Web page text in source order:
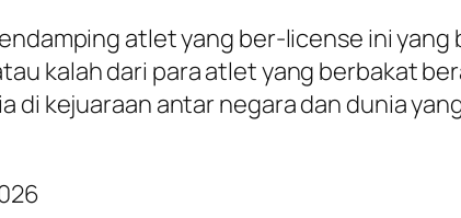
atlet yang ber-license ini
kalah dari para atlet yang berbakat
di kejuaraan antar negara dan dunia